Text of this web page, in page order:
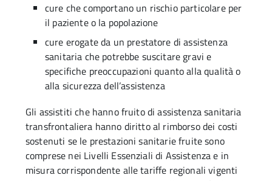
cure che comportano un rischio particolare per
il paziente o la popolazione
cure erogate da un prestatore di assistenza
sanitaria che potrebbe suscitare gravi e
specifiche preoccupazioni quanto alla qualità o
alla sicurezza dell’assistenza
Gli assistiti che hanno fruito di assistenza sanitaria
transfrontaliera hanno diritto al rimborso dei costi
sostenuti se le prestazioni sanitarie fruite sono
comprese nei Livelli Essenziali di Assistenza e in
misura corrispondente alle tariffe regionali vigenti